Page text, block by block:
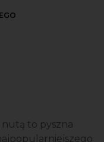
to pyszna